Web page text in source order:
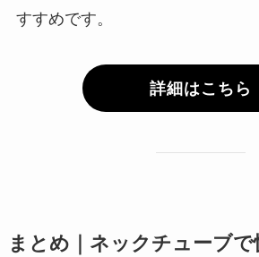
すすめです。
詳細はこちら
まとめ｜ネックチューブ